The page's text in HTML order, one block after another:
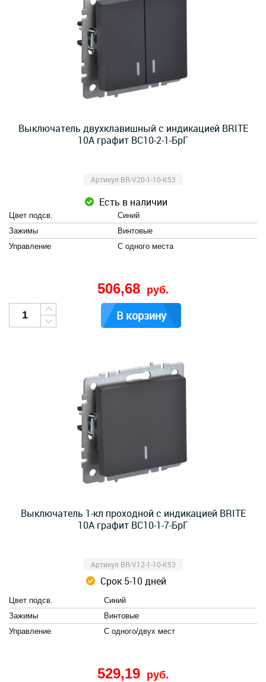
Выключатель двухклавишный с индикацией BRITE
10А графит ВС10-2-1-БрГ
Артикул BR-V20-1-10-K53
Есть в наличии
Цвет подсв.
Синий
Зажимы
Винтовые
Управление
С одного места
506,68 руб.
В корзину
Выключатель 1-кл проходной с индикацией BRITE
10А графит ВС10-1-7-БрГ
Артикул BR-V12-1-10-K53
Срок 5-10 дней
Цвет подсв.
Синий
Зажимы
Винтовые
Управление
С одного/двух мест
529,19 руб.